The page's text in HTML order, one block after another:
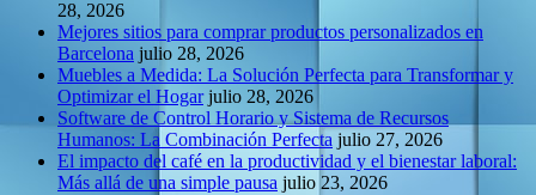
28, 2026
Mejores sitios para comprar productos personalizados en
Barcelona julio 28, 2026
Muebles a Medida: La Solución Perfecta para Transformar y
Optimizar el Hogar julio 28, 2026
Software de Control Horario y Sistema de Recursos
Humanos: La Combinación Perfecta julio 27, 2026
El impacto del café en la productividad y el bienestar laboral:
Más allá de una simple pausa julio 23, 2026